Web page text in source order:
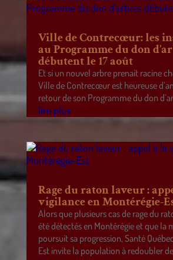
Ville de Contrecœur: les
au Programme du don
débutent le 17 août
Et si un nouvel arbre prenait racine
Ville de Contrecœur est heureuse
retour de son Programme du don
lire plus
Rage du raton laveur :
vigilance en Montérégie-
Alors que plusieurs cas de rage du
été détectés en Montérégie et que la
poursuit sa progression, Santé
Est invite la population à redoubler